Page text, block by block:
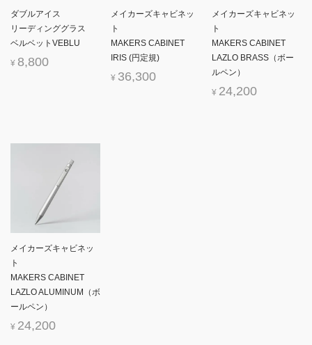
ダブルアイス
リーディンググラス
ベルベットVEBLU
¥ 8,800
メイカーズキャビネッ
ト
MAKERS CABINET
IRIS (円定規)
¥ 36,300
メイカーズキャビネッ
ト
MAKERS CABINET
LAZLO BRASS（ボー
ルペン）
¥ 24,200
メイカーズキャビネッ
ト
MAKERS CABINET
LAZLO ALUMINUM（ボ
ールペン）
¥ 24,200